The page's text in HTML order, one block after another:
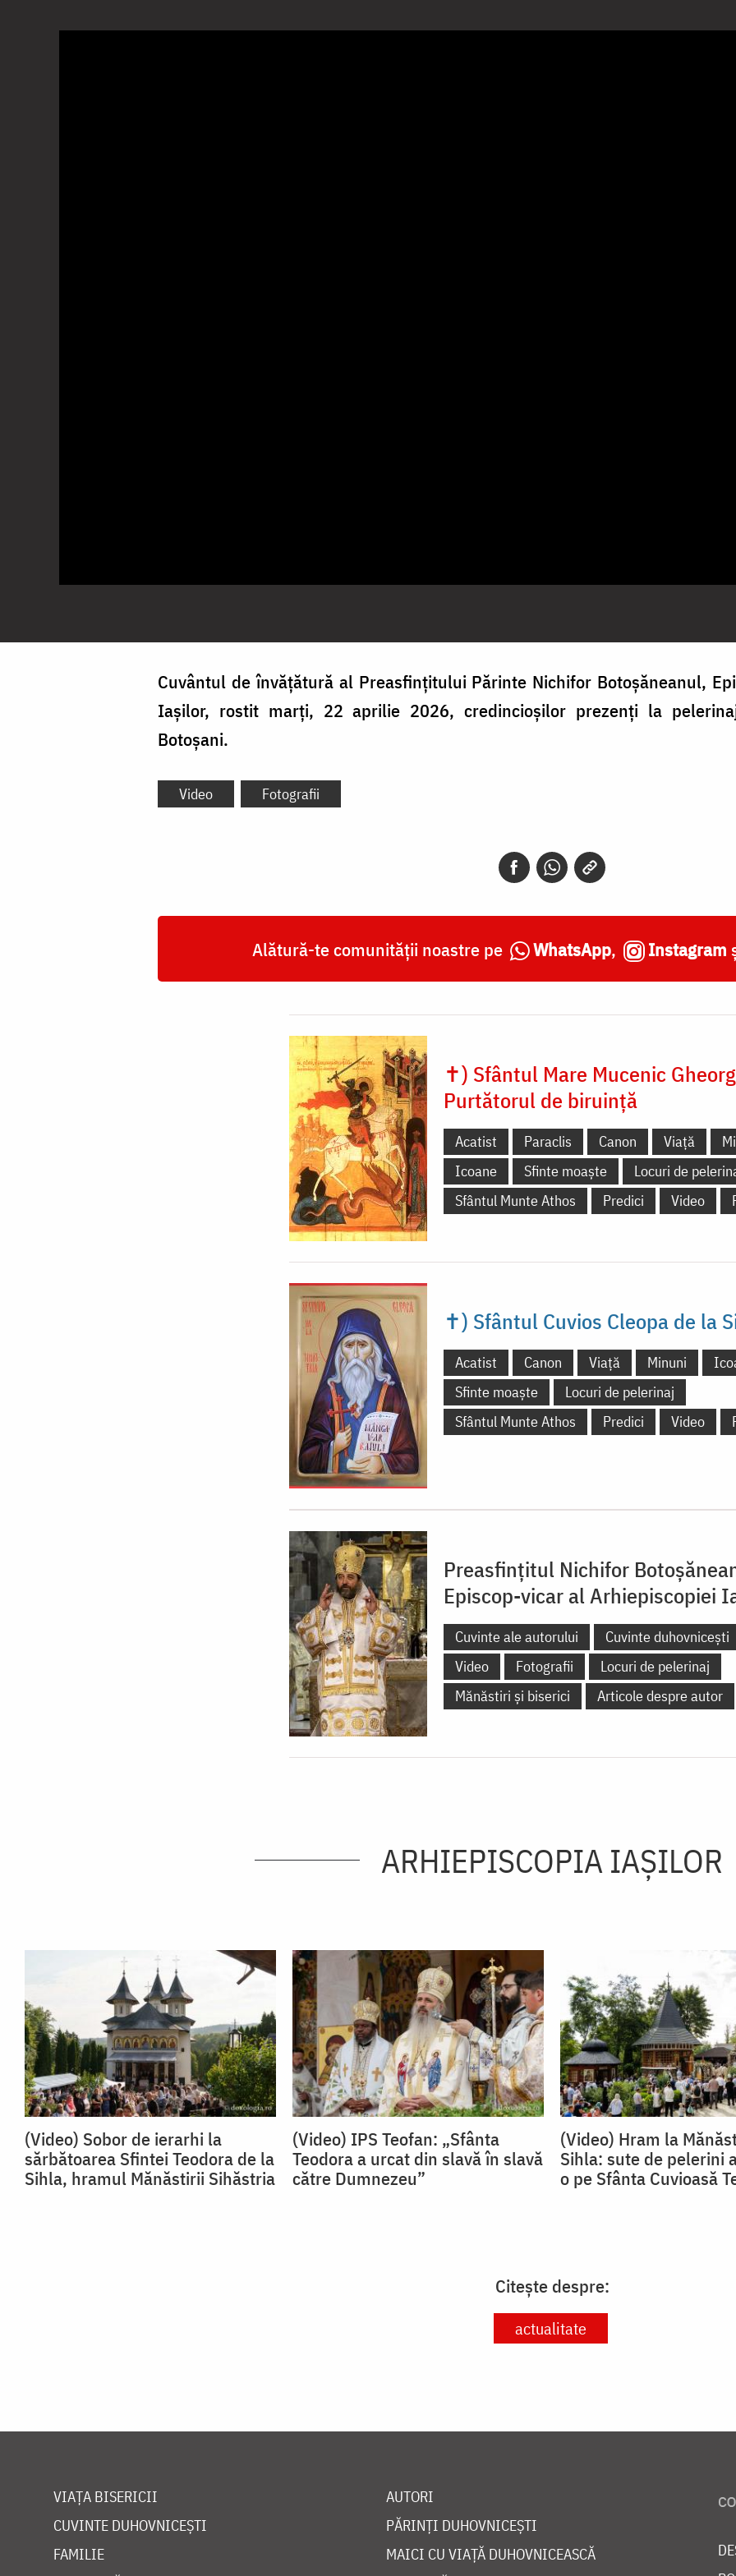
Cuvântul de învățătură al Preasfințitului Părinte Nichifor Botoșăneanul,
Iașilor, rostit marți, 22 aprilie 2026, credincioșilor prezenți la
Botoșani.
Video Fotografii
Alătură-te comunității noastre pe WhatsApp, Instagram
✝) Sfântul Mare Mucenic
Purtătorul de biruință
Acatist Paraclis Canon Viață
Icoane
Sfinte moaște
Locuri de
Sfântul Munte Athos
Predici Video
✝) Sfântul Cuvios Cleopa de la
Acatist Canon Viață Minuni
Sfinte moaște
Locuri de pelerinaj
Sfântul Munte Athos
Predici Video
Preasfințitul Nichifor
Episcop-vicar al Arhiepiscopiei
Cuvinte ale autorului Cuvinte duhovnicești
Video
Fotografii
Locuri de pelerinaj
Mănăstiri și biserici
Articole despre autor
ARHIEPISCOPIA IAŞILOR
(Video) Sobor de ierarhi la
sărbătoarea Sfintei Teodora de la
Sihla, hramul Mănăstirii Sihăstria
(Video) IPS Teofan: „Sfânta
Teodora a urcat din slavă în slavă
către Dumnezeu”
(Video) Hram la
Sihla: sute de pelerini
o pe Sfânta Cuvioasă
Citește despre:
actualitate
VIAȚA BISERICII
CUVINTE DUHOVNICEȘTI
FAMILIE
AUTORI
PĂRINȚI DUHOVNICEȘTI
MAICI CU VIAȚĂ DUHOVNICEASCĂ